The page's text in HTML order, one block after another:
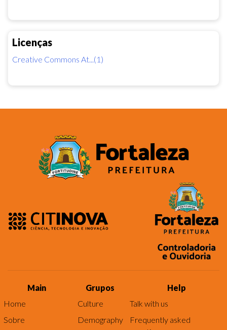
Licenças
Creative Commons At...(1)
Main
Home
Sobre
Grupos
Culture
Demography
Help
Talk with us
Frequently asked